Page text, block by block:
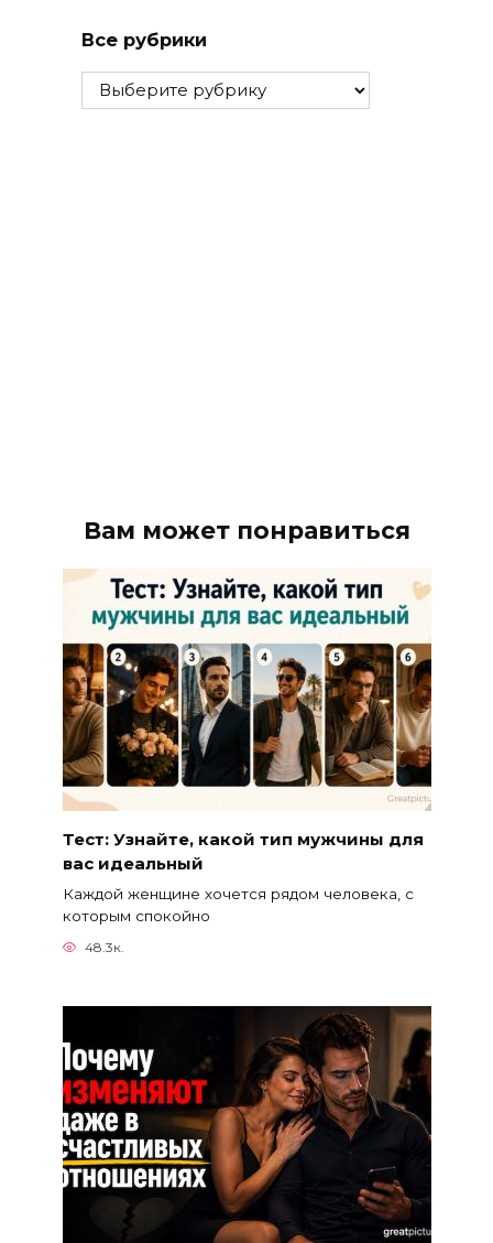
Все рубрики
Все
рубрики
Вам может понравиться
Тест: Узнайте, какой тип мужчины для
вас идеальный
Каждой женщине хочется рядом человека, с
которым спокойно
48.3к.